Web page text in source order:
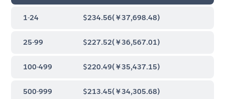
1-24 $234.56(￥37,698.48)
25-99 $227.52(￥36,567.01)
100-499 $220.49(￥35,437.15)
500-999 $213.45(￥34,305.68)